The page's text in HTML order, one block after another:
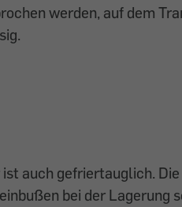
werden, auf dem
auch gefriertauglich.
bei der Lagerung